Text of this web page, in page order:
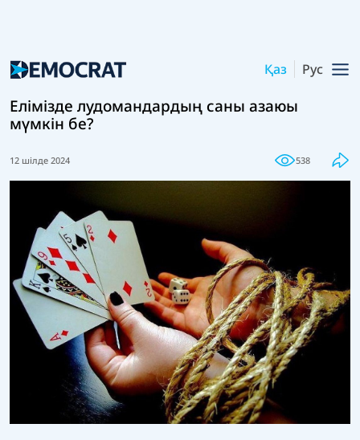
Қаз Рус
Елімізде лудомандардың саны азаюы
мүмкін бе?
12 шілде 2024 538